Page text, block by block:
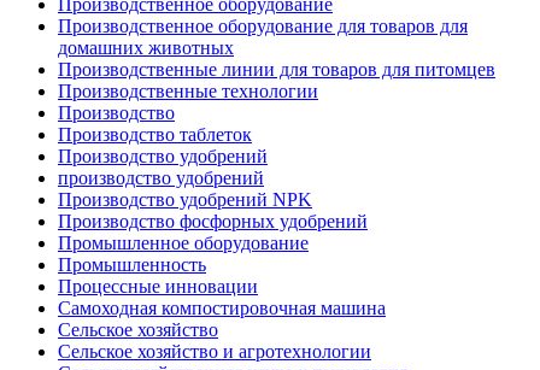
Производственное оборудование
Производственное оборудование для товаров для
домашних животных
Производственные линии для товаров для питомцев
Производственные технологии
Производство
Производство таблеток
Производство удобрений
производство удобрений
Производство удобрений NPK
Производство фосфорных удобрений
Промышленное оборудование
Промышленность
Процессные инновации
Самоходная компостировочная машина
Сельское хозяйство
Сельское хозяйство и агротехнологии